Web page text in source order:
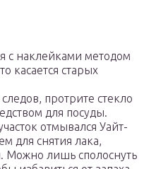
с наклейками методом
касается старых
протрите стекло
для посуды.
отмывался Уайт-
для снятия лака,
Можно лишь сполоснуть